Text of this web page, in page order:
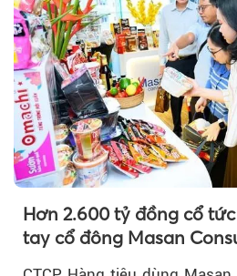
Hơn 2.600 tỷ đồng cổ
tay cổ đông Masan